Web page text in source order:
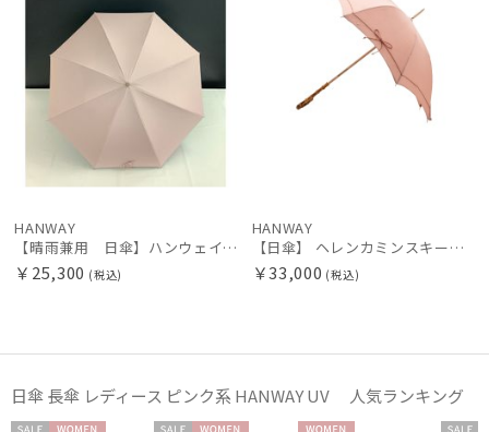
フワクール®
HANWAY
ハンウェイ
LANVIN COLLECTION
ランバン コレクション
MACKINTOSH PHILOSOPHY
MAGICAL TECH
マジカルテック
マス
MIRACLE TECH
ミラクルテック
HANWAY
【晴雨兼用 日傘】ハンウェイ（ＨＡＮＷＡＹ）Powder（パウダー）黒ラミネート
￥25,300 (税込)
HANWAY
【日傘】 ヘレンカミンスキー（HELEN KAMINSKI） X ハンウェイ (HANWAY) コラボ プロヴァンスタイプ 麻無地 ラフィアコード 長傘 竹手元 純パラソル
￥33,000 (税込)
日傘 長傘 レディース ピンク系 HANWAY UV 人気ランキング